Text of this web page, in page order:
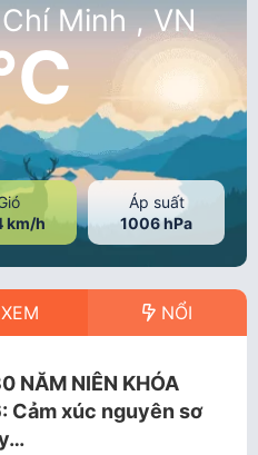
Minh , VN
km/h
Áp suất
1006 hPa
NỔI
NĂM NIÊN KHÓA
Cảm xúc nguyên sơ